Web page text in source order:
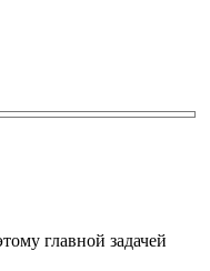
главной задачей